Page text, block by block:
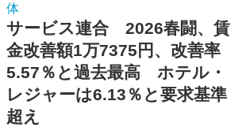
体
サービス連合 2026春闘、賃
金改善額1万7375円、改善率
5.57％と過去最高 ホテル・
レジャーは6.13％と要求基準
超え